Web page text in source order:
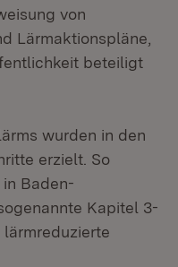
von
Lärmaktionspläne,
beteiligt
wurden in den
erzielt. So
Baden-
Kapitel 3-